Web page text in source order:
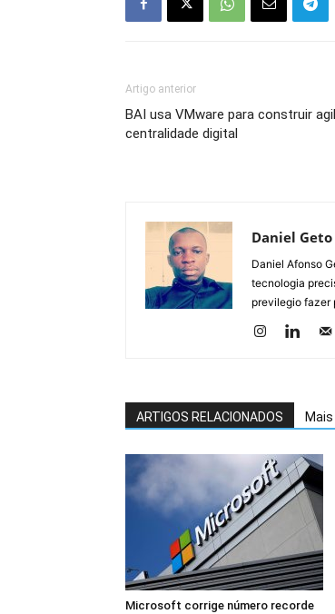
Artigo anterior
BAI usa VMware para construir
centralidade digital
Daniel Geto
Daniel Afonso
tecnologia
previlegio fazer
ARTIGOS RELACIONADOS
Microsoft corrige número recorde